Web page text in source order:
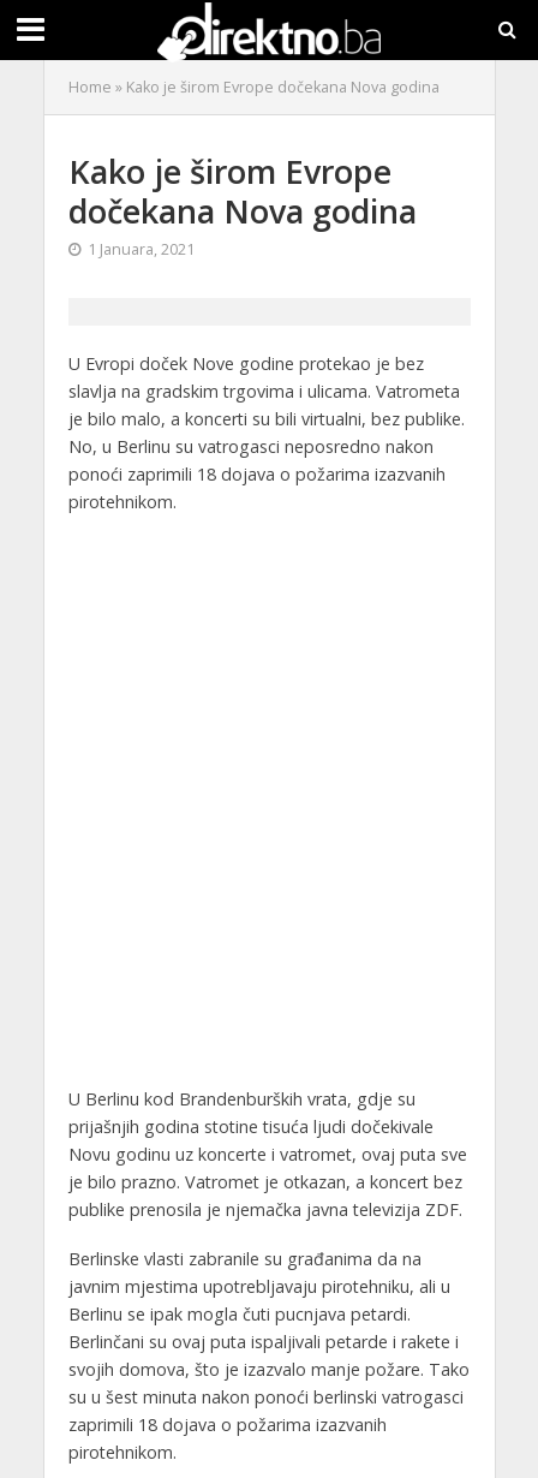
Home » Kako je širom Evrope dočekana Nova godina
Kako je širom Evrope
dočekana Nova godina
1 Januara, 2021
U Evropi doček Nove godine protekao je bez
slavlja na gradskim trgovima i ulicama. Vatrometa
je bilo malo, a koncerti su bili virtualni, bez publike.
No, u Berlinu su vatrogasci neposredno nakon
ponoći zaprimili 18 dojava o požarima izazvanih
pirotehnikom.
U Berlinu kod Brandenburških vrata, gdje su
prijašnjih godina stotine tisuća ljudi dočekivale
Novu godinu uz koncerte i vatromet, ovaj puta sve
je bilo prazno. Vatromet je otkazan, a koncert bez
publike prenosila je njemačka javna televizija ZDF.
Berlinske vlasti zabranile su građanima da na
javnim mjestima upotrebljavaju pirotehniku, ali u
Berlinu se ipak mogla čuti pucnjava petardi.
Berlinčani su ovaj puta ispaljivali petarde i rakete i
svojih domova, što je izazvalo manje požare. Tako
su u šest minuta nakon ponoći berlinski vatrogasci
zaprimili 18 dojava o požarima izazvanih
pirotehnikom.